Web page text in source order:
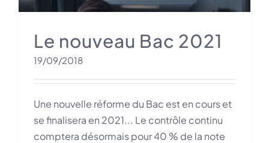
Le nouveau Bac 2021
19/09/2018
Une nouvelle réforme du Bac est en cours et
se finalisera en 2021... Le contrôle continu
comptera désormais pour 40 % de la note